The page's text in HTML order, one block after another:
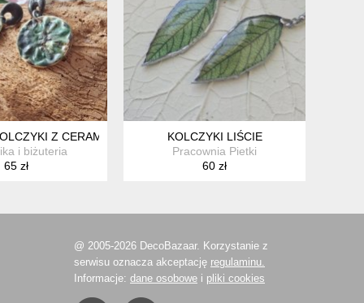
Z CERAMIKI ARTYSTYCZNEJ, STRUKTURALNE TLENKI
i biżuteria
65 zł
KOLCZYKI LIŚCIE
Pracownia Pietki
60 zł
@ 2005-2026 DecoBazaar. Korzystanie z
serwisu oznacza akceptację regulaminu.
Informacje: dane osobowe i pliki cookies